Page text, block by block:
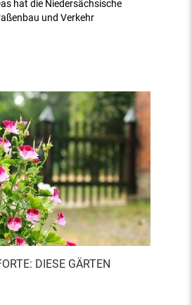
hat die Niedersächsische
und Verkehr
DIESE GÄRTEN